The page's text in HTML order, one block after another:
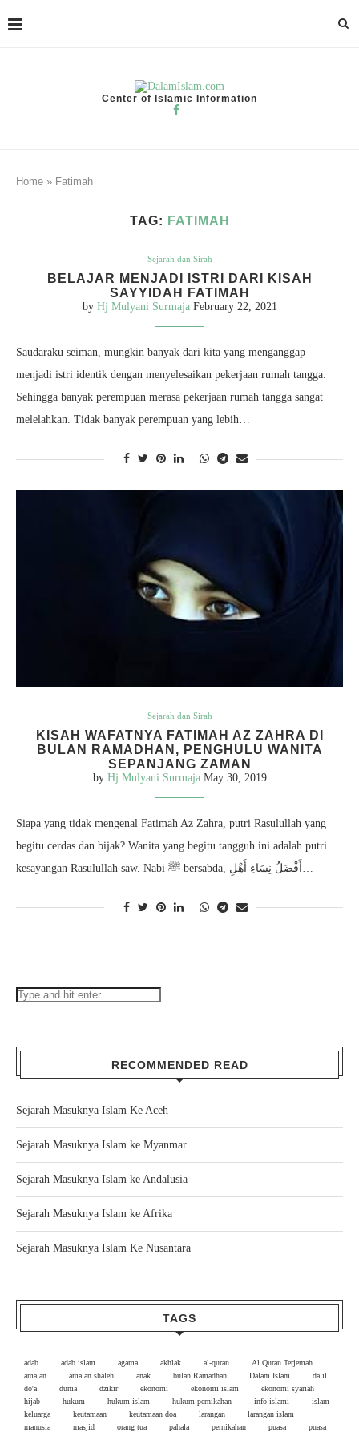
Center of Islamic Information
Home » Fatimah
TAG: FATIMAH
Sejarah dan Sirah
BELAJAR MENJADI ISTRI DARI KISAH
SAYYIDAH FATIMAH
by Hj Mulyani Surmaja February 22, 2021
Saudaraku seiman, mungkin banyak dari kita yang menganggap
menjadi istri identik dengan menyelesaikan pekerjaan rumah tangga.
Sehingga banyak perempuan merasa pekerjaan rumah tangga sangat
melelahkan. Tidak banyak perempuan yang lebih…
Sejarah dan Sirah
KISAH WAFATNYA FATIMAH AZ ZAHRA DI
BULAN RAMADHAN, PENGHULU WANITA
SEPANJANG ZAMAN
by Hj Mulyani Surmaja May 30, 2019
Siapa yang tidak mengenal Fatimah Az Zahra, putri Rasulullah yang
begitu cerdas dan bijak? Wanita yang begitu tangguh ini adalah putri
RECOMMENDED READ
Sejarah Masuknya Islam Ke Aceh
Sejarah Masuknya Islam ke Myanmar
Sejarah Masuknya Islam ke Andalusia
Sejarah Masuknya Islam ke Afrika
Sejarah Masuknya Islam Ke Nusantara
TAGS
adab adab islam agama akhlak al-quran
Al Quran Terjemah
amalan
amalan shaleh anak bulan Ramadhan Dalam Islam
dalil
do'a
dunia dzikir ekonomi ekonomi islam
ekonomi syariah
hijab
hukum hukum islam hukum pernikahan info islami
islam
keluarga
keutamaan keutamaan doa larangan
larangan islam
manusia
masjid orang tua pahala pernikahan puasa
puasa